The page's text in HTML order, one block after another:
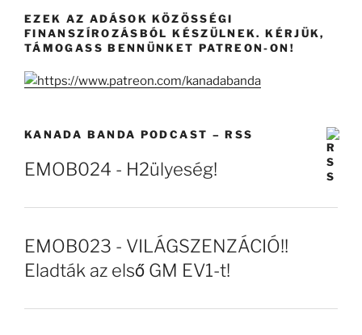
EZEK AZ ADÁSOK KÖZÖSSÉGI
FINANSZÍROZÁSBÓL KÉSZÜLNEK. KÉRJÜK,
TÁMOGASS BENNÜNKET PATREON-ON!
KANADA BANDA PODCAST – RSS
EMOB024 - H2ülyeség!
EMOB023 - VILÁGSZENZÁCIÓ!!
Eladták az első GM EV1-t!